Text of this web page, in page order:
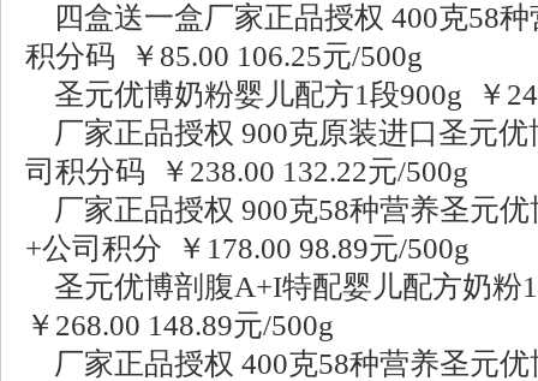
四盒送一盒厂家正品授权 400克58
积分码 ￥85.00 106.25元/500g
圣元优博奶粉婴儿配方1段900g ￥
厂家正品授权 900克原装进口圣元优
司积分码 ￥238.00 132.22元/500g
厂家正品授权 900克58种营养圣元优
+公司积分 ￥178.00 98.89元/500g
圣元优博剖腹A+I特配婴儿配方奶粉
￥268.00 148.89元/500g
厂家正品授权 400克58种营养圣元优